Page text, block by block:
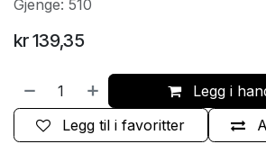
Gjenge: 510
kr139,35
Legg i
Legg til i favoritter